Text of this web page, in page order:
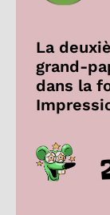
La
grand-
dans la